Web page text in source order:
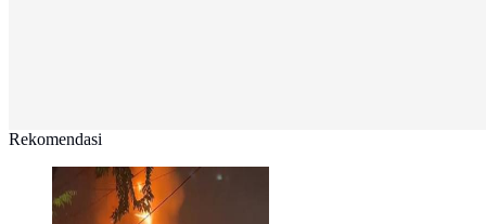
Rekomendasi